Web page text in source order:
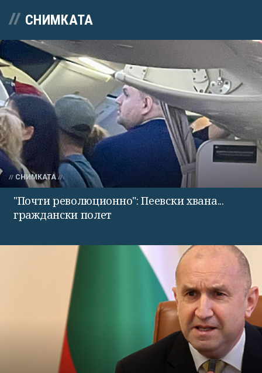
СНИМКАТА
СНИМКАТА
"Почти революционно": Пеевски хвана...
граждански полет